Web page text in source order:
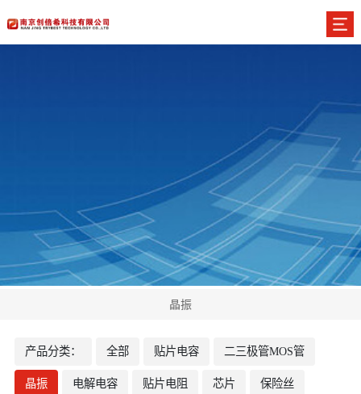
晶振
产品分类： 全部 贴片电容 二三极管MOS管
晶振 电解电容 贴片电阻 芯片 保险丝